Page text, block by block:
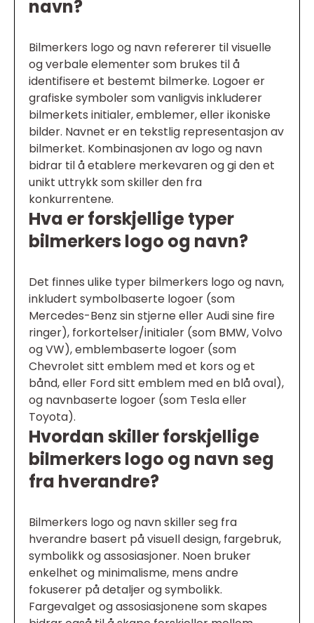
navn?
Bilmerkers logo og navn refererer til visuelle
og verbale elementer som brukes til å
identifisere et bestemt bilmerke. Logoer er
grafiske symboler som vanligvis inkluderer
bilmerkets initialer, emblemer, eller ikoniske
bilder. Navnet er en tekstlig representasjon av
bilmerket. Kombinasjonen av logo og navn
bidrar til å etablere merkevaren og gi den et
unikt uttrykk som skiller den fra
konkurrentene.
Hva er forskjellige typer
bilmerkers logo og navn?
Det finnes ulike typer bilmerkers logo og navn,
inkludert symbolbaserte logoer (som
Mercedes-Benz sin stjerne eller Audi sine fire
ringer), forkortelser/initialer (som BMW, Volvo
og VW), emblembaserte logoer (som
Chevrolet sitt emblem med et kors og et
bånd, eller Ford sitt emblem med en blå oval),
og navnbaserte logoer (som Tesla eller
Toyota).
Hvordan skiller forskjellige
bilmerkers logo og navn seg
fra hverandre?
Bilmerkers logo og navn skiller seg fra
hverandre basert på visuell design, fargebruk,
symbolikk og assosiasjoner. Noen bruker
enkelhet og minimalisme, mens andre
fokuserer på detaljer og symbolikk.
Fargevalget og assosiasjonene som skapes